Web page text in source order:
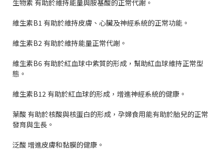
生物素 有助於維持能量與胺基酸的正常代謝。
維生素B1 有助於維持皮膚、心臟及神經系統的正常功能。
維生素B2 有助於維持能量正常代謝。
維生素B6 有助於紅血球中紫質的形成，幫助紅血球維持正常型
態。
維生素B12 有助於紅血球的形成，增進神經系統的健康。
葉酸 有助於核酸與核蛋白的形成，孕婦食用能有助於胎兒的正常
發育與生長。
泛酸 增進皮膚和黏膜的健康。